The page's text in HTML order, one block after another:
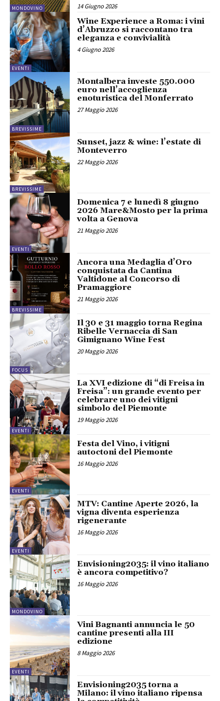
MONDOVINO 14 Giugno 2026
EVENTI
Wine Experience a Roma: i vini
d’Abruzzo si raccontano tra
eleganza e convivialità
4 Giugno 2026
BREVISSIME
Montalbera investe 550.000
euro nell’accoglienza
enoturistica del Monferrato
27 Maggio 2026
BREVISSIME
Sunset, jazz & wine: l’estate di
Monteverro
22 Maggio 2026
EVENTI
Domenica 7 e lunedì 8 giugno
2026 Mare&Mosto per la prima
volta a Genova
21 Maggio 2026
BREVISSIME
Ancora una Medaglia d’Oro
conquistata da Cantina
Valtidone al Concorso di
Pramaggiore
21 Maggio 2026
FOCUS
Il 30 e 31 maggio torna Regina
Ribelle Vernaccia di San
Gimignano Wine Fest
20 Maggio 2026
EVENTI
La XVI edizione di “di Freisa in
Freisa”: un grande evento per
celebrare uno dei vitigni
simbolo del Piemonte
19 Maggio 2026
EVENTI
Festa del Vino, i vitigni
autoctoni del Piemonte
16 Maggio 2026
EVENTI
MTV: Cantine Aperte 2026, la
vigna diventa esperienza
rigenerante
16 Maggio 2026
MONDOVINO
Envisioning2035: il vino italiano
è ancora competitivo?
16 Maggio 2026
EVENTI
Vini Bagnanti annuncia le 50
cantine presenti alla III
edizione
8 Maggio 2026
Envisioning2035 torna a
Milano: il vino italiano ripensa